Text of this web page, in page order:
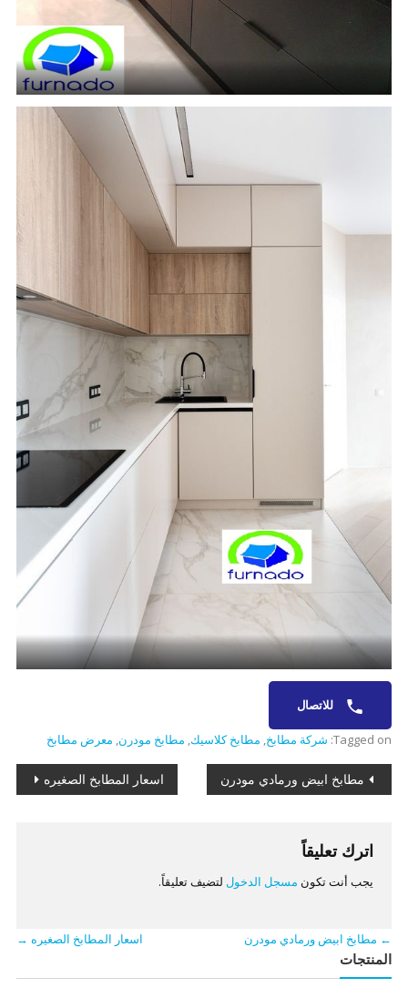
للاتصال
Tagged on: شركة مطابخ, مطابخ كلاسيك, مطابخ مودرن, معرض مطابخ
تصفّح
مطابخ ابيض ورمادي مودرن اسعار المطابخ الصغيره
اترك تعليقاً
يجب أنت تكون مسجل الدخول لتضيف تعليقاً.
← مطابخ ابيض ورمادي مودرن اسعار المطابخ الصغيره →
المنتجات